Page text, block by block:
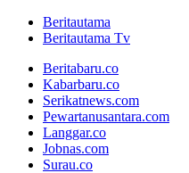
Beritautama
Beritautama Tv
Beritabaru.co
Kabarbaru.co
Serikatnews.com
Pewartanusantara.com
Langgar.co
Jobnas.com
Surau.co